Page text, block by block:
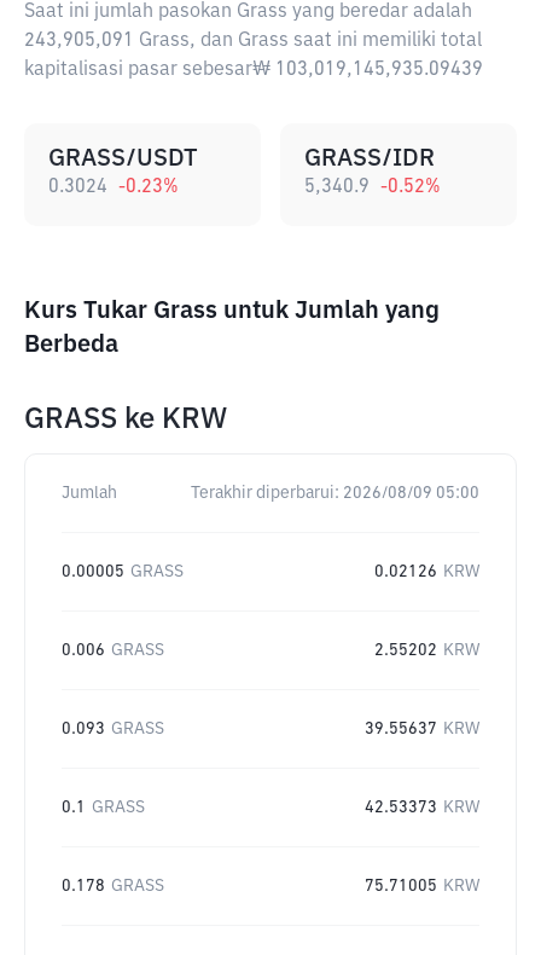
Saat ini jumlah pasokan Grass yang beredar adalah
243,905,091 Grass, dan Grass saat ini memiliki total
kapitalisasi pasar sebesar₩ 103,019,145,935.09439
GRASS/USDT
0.3024 -0.23%
GRASS/IDR
5,340.9 -0.52%
Kurs Tukar Grass untuk Jumlah yang
Berbeda
GRASS ke KRW
Jumlah Terakhir diperbarui: 2026/08/09 05:00
0.00005 GRASS 0.02126 KRW
0.006 GRASS 2.55202 KRW
0.093 GRASS 39.55637 KRW
0.1 GRASS 42.53373 KRW
0.178 GRASS 75.71005 KRW